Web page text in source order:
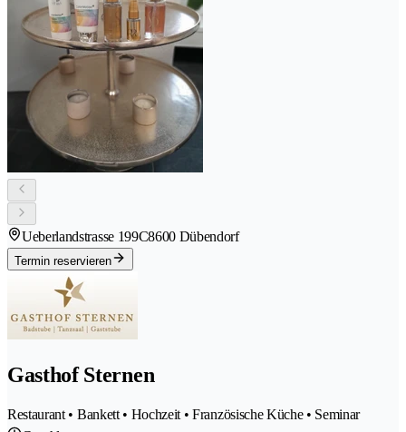
Ueberlandstrasse 199C8600 Dübendorf
Termin reservieren
Gasthof Sternen
Restaurant • Bankett • Hochzeit • Französische Küche • Seminar